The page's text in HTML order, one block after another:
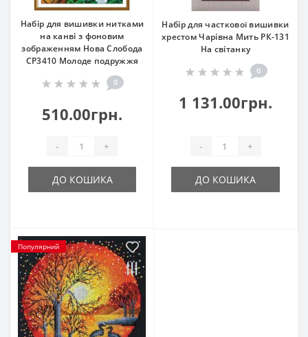
Набір для вишивки нитками
на канві з фоновим
зображенням Нова Слобода
СР3410 Молоде подружжя
0
510.00грн.
- +
ДО КОШИКА
Набір для часткової вишивки
хрестом Чарівна Мить РК-131
На світанку
0
1 131.00грн.
- +
ДО КОШИКА
Популярний